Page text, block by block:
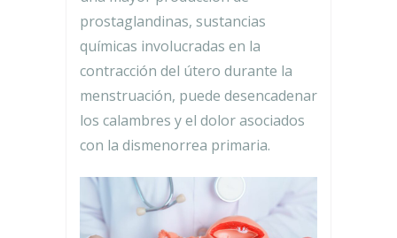
prostaglandinas, sustancias
químicas involucradas en la
contracción del útero durante la
menstruación, puede desencadenar
los calambres y el dolor asociados
con la dismenorrea primaria.